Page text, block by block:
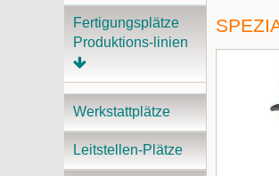
Fertigungsplätze
Produktions-linien
Werkstattplätze
Leitstellen-Plätze